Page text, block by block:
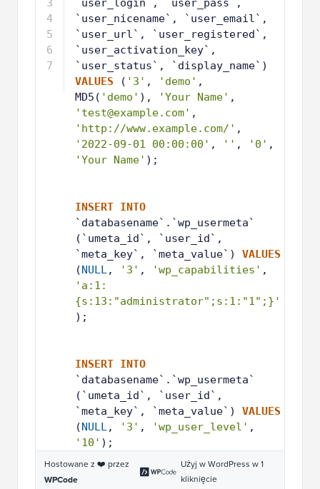
`user_login`, `user_pass`,
`user_nicename`, `user_email`,
`user_url`, `user_registered`,
`user_activation_key`,
VALUES
( '3' , 'demo' ,
MD5( 'demo' ), 'Your Name'
'test@example.com'
'http://www.example.com/'
'2022-09-01 00:00:00' , '' , '0'
'Your Name' );
INSERT INTO
`databasename`.`wp_usermeta`
(`umeta_id`, `user_id`,
`meta_key`, `meta_value`) VALUES
(NULL, '3' , 'wp_capabilities'
'a:1:
{s:13:"administrator";s:1:"1";}'
);
INSERT INTO
`databasename`.`wp_usermeta`
(`umeta_id`, `user_id`,
`meta_key`, `meta_value`) VALUES
(NULL, '3' , 'wp_user_level'
'10' );
Hostowane z ❤️ przez Użyj w WordPress w 1